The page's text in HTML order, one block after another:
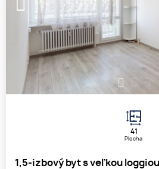
41
Plocha
1,5-izbový byt s veľkou